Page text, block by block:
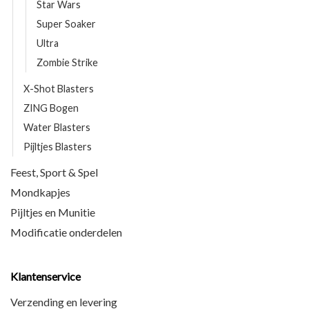
Star Wars
Super Soaker
Ultra
Zombie Strike
X-Shot Blasters
ZING Bogen
Water Blasters
Pijltjes Blasters
Feest, Sport & Spel
Mondkapjes
Pijltjes en Munitie
Modificatie onderdelen
Klantenservice
Verzending en levering